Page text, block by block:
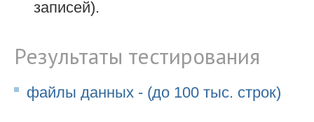
записей).
Результаты тестирования
файлы данных - (до 100 тыс. строк)